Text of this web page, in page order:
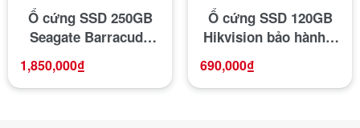
Ổ cứng SSD 250GB
Seagate Barracuda
cao cấp tốc độ cao
1,850,000₫
Ổ cứng SSD 120GB
Hikvision bảo hành 3
690,000₫